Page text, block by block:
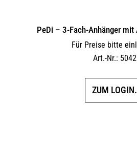
PeDi – 3-Fach-Anhänger
Für Preise bitte
Art.-Nr.: 5042
ZUM LOGIN.